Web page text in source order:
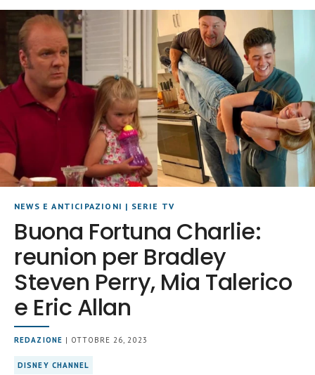
NEWS E ANTICIPAZIONI | SERIE TV
Buona Fortuna Charlie:
reunion per Bradley
Steven Perry, Mia Talerico
e Eric Allan
REDAZIONE | OTTOBRE 26, 2023
DISNEY CHANNEL